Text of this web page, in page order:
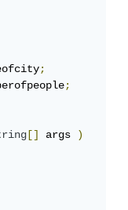
;
;
[] args )